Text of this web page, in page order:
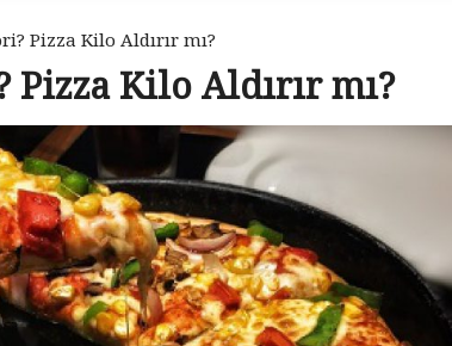
Pizza Kilo Aldırır mı?
Pizza Kilo Aldırır mı?